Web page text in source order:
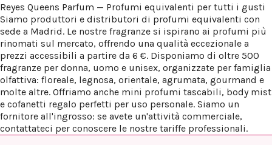
Reyes Queens Parfum — Profumi equivalenti per tutti i gusti
Siamo produttori e distributori di profumi equivalenti con
sede a Madrid. Le nostre fragranze si ispirano ai profumi più
rinomati sul mercato, offrendo una qualità eccezionale a
prezzi accessibili a partire da 6 €. Disponiamo di oltre 500
fragranze per donna, uomo e unisex, organizzate per famiglia
olfattiva: floreale, legnosa, orientale, agrumata, gourmand e
molte altre. Offriamo anche mini profumi tascabili, body mist
e cofanetti regalo perfetti per uso personale. Siamo un
fornitore all'ingrosso: se avete un'attività commerciale,
contattateci per conoscere le nostre tariffe professionali.